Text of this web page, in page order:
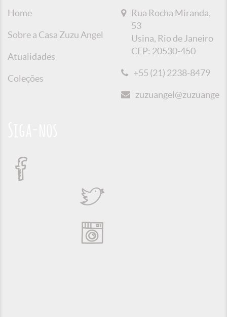
Home
Sobre a Casa Zuzu Angel
Atualidades
Coleções
Rua Rocha Miranda,
53
Usina, Rio de Janeiro
CEP: 20530-450
+55 (21) 2238-8479